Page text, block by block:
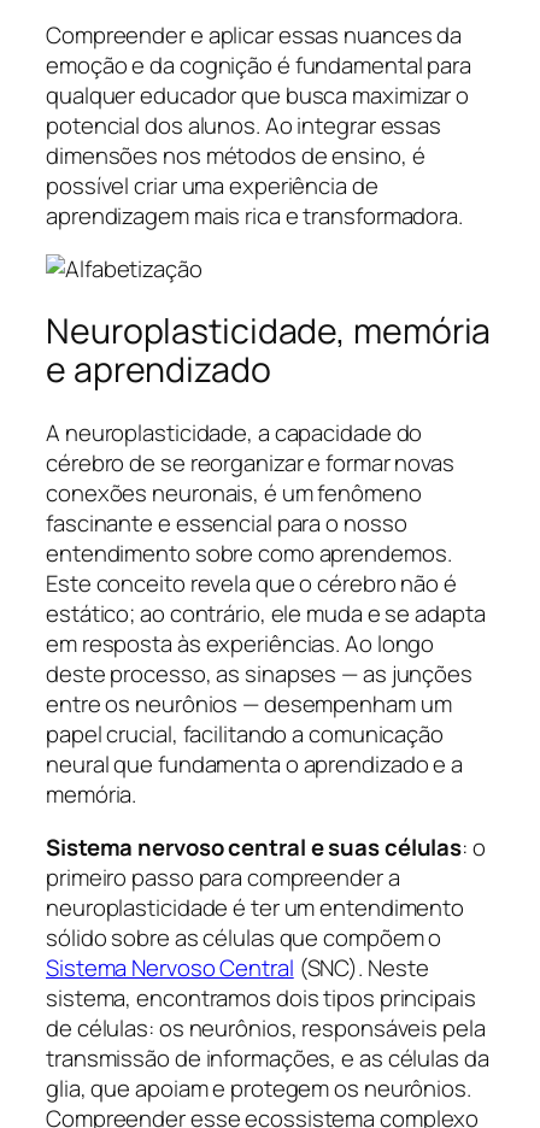
Compreender e aplicar essas nuances da
emoção e da cognição é fundamental para
qualquer educador que busca maximizar o
potencial dos alunos. Ao integrar essas
dimensões nos métodos de ensino, é
possível criar uma experiência de
aprendizagem mais rica e transformadora.
Neuroplasticidade, memória
e aprendizado
A neuroplasticidade, a capacidade do
cérebro de se reorganizar e formar novas
conexões neuronais, é um fenômeno
fascinante e essencial para o nosso
entendimento sobre como aprendemos.
Este conceito revela que o cérebro não é
estático; ao contrário, ele muda e se adapta
em resposta às experiências. Ao longo
deste processo, as sinapses — as junções
entre os neurônios — desempenham um
papel crucial, facilitando a comunicação
neural que fundamenta o aprendizado e a
memória.
Sistema nervoso central e suas células: o
primeiro passo para compreender a
neuroplasticidade é ter um entendimento
sólido sobre as células que compõem o
Sistema Nervoso Central (SNC). Neste
sistema, encontramos dois tipos principais
de células: os neurônios, responsáveis pela
transmissão de informações, e as células da
glia, que apoiam e protegem os neurônios.
Compreender esse ecossistema complexo